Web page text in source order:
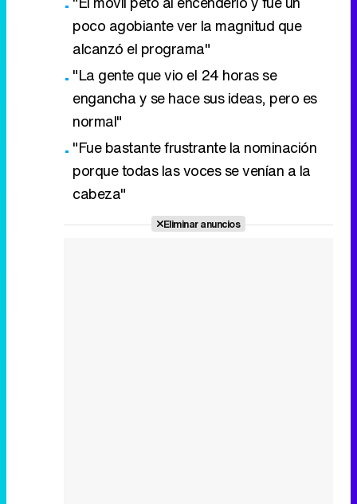
poco agobiante ver la magnitud que
alcanzó el programa"
"La gente que vio el 24 horas se
engancha y se hace sus ideas, pero es
normal"
"Fue bastante frustrante la nominación
porque todas las voces se venían a la
cabeza"
Eliminar anuncios